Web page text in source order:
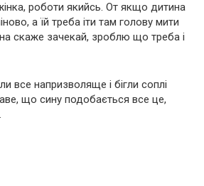
роботи якийсь. От якщо дитина
а їй треба іти там голову мити
скаже зачекай, зроблю що треба і
все напризволяще і бігли соплі
що сину подобається все це,